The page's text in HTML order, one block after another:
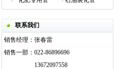
联系我们
销售经理： 张春雷
销售一部： 022-86896696
13672097558